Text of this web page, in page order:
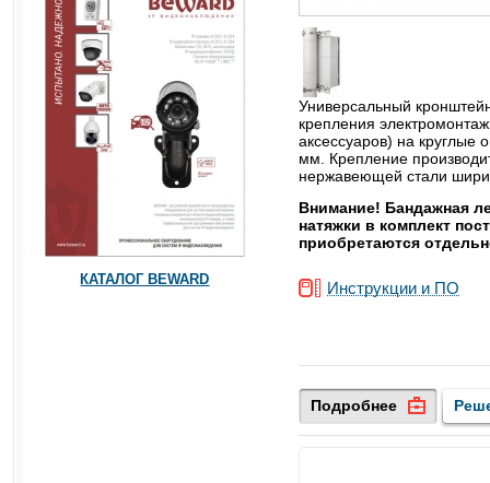
Универсальный
крепления
аксессуаров) на
мм. Крепление
нержавеющей стали
Внимание! Бандажная
натяжки в комплект
приобретаются
Инструкции и ПО
Подробнее
КАТАЛОГ BEWARD